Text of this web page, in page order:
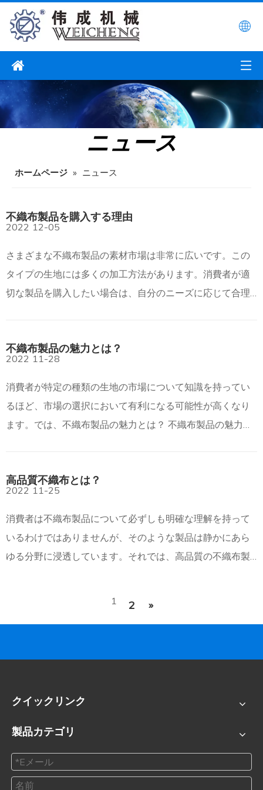
ニュース
ホームページ » ニュース
不織布製品を購入する理由
さまざまな不織布製品の素材市場は非常に広いです。この
タイプの生地には多くの加工方法があります。消費者が適
切な製品を購入したい場合は、自分のニーズに応じて合理
入するのか
2022 12-05
不織布製品の魅力とは？
消費者が特定の種類の生地の市場について知識を持ってい
るほど、市場の選択において有利になる可能性が高くなり
ます。では、不織布製品の魅力とは？ 不織布製品の魅力と
2022 11-28
高品質不織布とは？
消費者は不織布製品について必ずしも明確な理解を持って
いるわけではありませんが、そのような製品は静かにあら
ゆる分野に浸透しています。それでは、高品質の不織布製
2022 11-25
1 2 »
クイックリンク
製品カテゴリ